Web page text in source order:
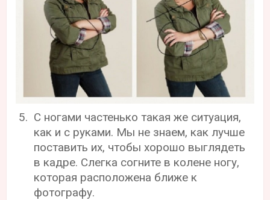
С ногами частенько такая же ситуация,
как и с руками. Мы не знаем, как лучше
поставить их, чтобы хорошо выглядеть
в кадре. Слегка согните в колене ногу,
которая расположена ближе к
фотографу.